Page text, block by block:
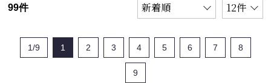
99件
1/9 1 2 3 4 5 6 7 8
9